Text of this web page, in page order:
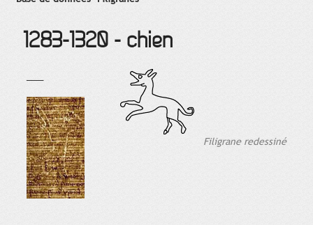
1283-1320 - chien
Filigrane redessiné